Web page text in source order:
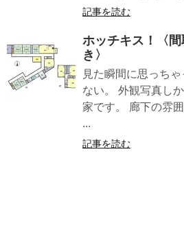
記事を読む
ホッチキス！〈
き〉
見た瞬間に思っち
ない。 外観写真し
家です。 廊下の雰
...
記事を読む